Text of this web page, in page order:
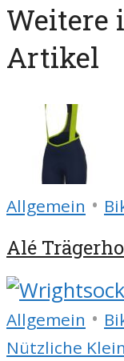
Weitere
Artikel
Allgemein •
Alé
Allgemein •
Nützliche